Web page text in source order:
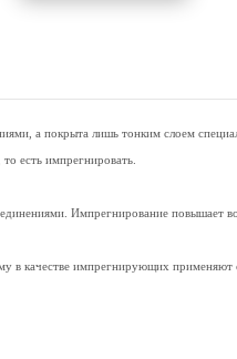
а покрыта лишь тонким слоем
есть импрегнировать.
Импрегнирование повышает
в качестве импрегнирующих